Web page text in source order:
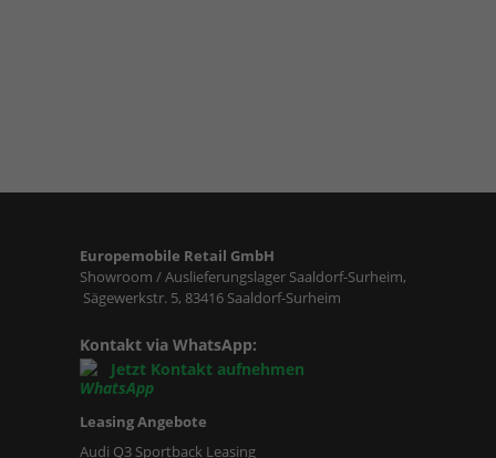
Europemobile Retail GmbH
Showroom / Auslieferungslager Saaldorf-Surheim,
Sägewerkstr. 5, 83416 Saaldorf-Surheim
Kontakt via WhatsApp:
Jetzt Kontakt aufnehmen
Leasing Angebote
Audi Q3 Sportback Leasing